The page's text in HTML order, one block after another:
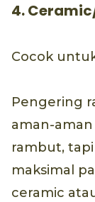
4.
Cocok
Pengering
aman-
rambut,
maksimal
ceramic